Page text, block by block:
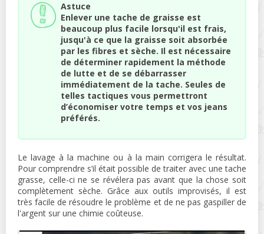
Astuce
Enlever une tache de graisse est
beaucoup plus facile lorsqu'il est frais,
jusqu'à ce que la graisse soit absorbée
par les fibres et sèche. Il est nécessaire
de déterminer rapidement la méthode
de lutte et de se débarrasser
immédiatement de la tache. Seules de
telles tactiques vous permettront
d’économiser votre temps et vos jeans
préférés.
Le lavage à la machine ou à la main corrigera le résultat.
Pour comprendre s’il était possible de traiter avec une tache
grasse, celle-ci ne se révélera pas avant que la chose soit
complètement sèche. Grâce aux outils improvisés, il est
très facile de résoudre le problème et de ne pas gaspiller de
l'argent sur une chimie coûteuse.